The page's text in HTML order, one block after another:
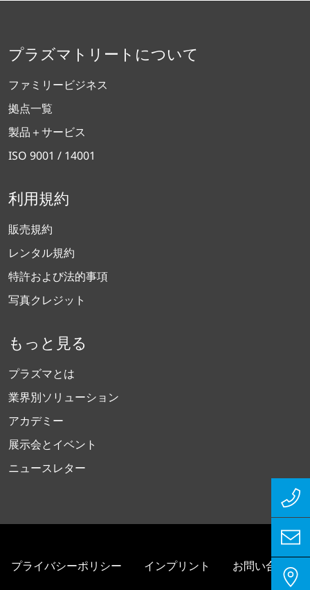
プラズマトリートについて
ファミリービジネス
拠点一覧
製品＋サービス
ISO 9001 / 14001
利用規約
販売規約
レンタル規約
特許および法的事項
写真クレジット
もっと見る
プラズマとは
業界別ソリューション
アカデミー
展示会とイベント
ニュースレター
プライバシーポリシー インプリント お問い合わせ